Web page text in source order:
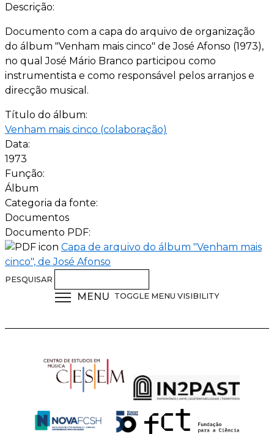
Descrição:
Documento com a capa do arquivo de organização
do álbum "Venham mais cinco" de José Afonso (1973),
no qual José Mário Branco participou como
instrumentista e como responsável pelos arranjos e
direcção musical.
Título do álbum:
Venham mais cinco (colaboração)
Data:
1973
Função:
Álbum
Categoria da fonte:
Documentos
Documento PDF:
Capa de arquivo do álbum "Venham mais
cinco", de José Afonso
PESQUISAR
MENU TOGGLE MENU VISIBILITY